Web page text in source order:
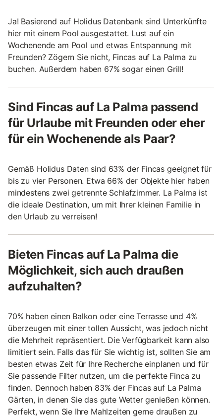
Ja! Basierend auf Holidus Datenbank sind Unterkünfte
hier mit einem Pool ausgestattet. Lust auf ein
Wochenende am Pool und etwas Entspannung mit
Freunden? Zögern Sie nicht, Fincas auf La Palma zu
buchen. Außerdem haben 67% sogar einen Grill!
Sind Fincas auf La Palma passend
für Urlaube mit Freunden oder eher
für ein Wochenende als Paar?
Gemäß Holidus Daten sind 63% der Fincas geeignet für
bis zu vier Personen. Etwa 66% der Objekte hier haben
mindestens zwei getrennte Schlafzimmer. La Palma ist
die ideale Destination, um mit Ihrer kleinen Familie in
den Urlaub zu verreisen!
Bieten Fincas auf La Palma die
Möglichkeit, sich auch draußen
aufzuhalten?
70% haben einen Balkon oder eine Terrasse und 4%
überzeugen mit einer tollen Aussicht, was jedoch nicht
die Mehrheit repräsentiert. Die Verfügbarkeit kann also
limitiert sein. Falls das für Sie wichtig ist, sollten Sie am
besten etwas Zeit für Ihre Recherche einplanen und für
Sie passende Filter nutzen, um die perfekte Finca zu
finden. Dennoch haben 83% der Fincas auf La Palma
Gärten, in denen Sie das gute Wetter genießen können.
Perfekt, wenn Sie Ihre Mahlzeiten gerne draußen zu